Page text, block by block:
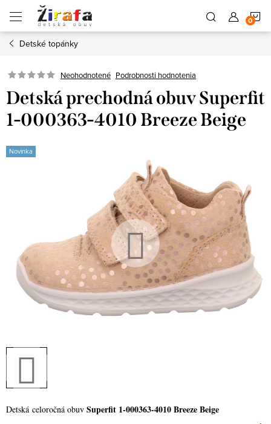
obsah
Detské topánky
Neohodnotené Podrobnosti hodnotenia
Detská prechodná obuv Superfit
1-000363-4010 Breeze Beige
Novinka
Detská celoročná obuv Superfit 1-000363-4010 Breeze Beige